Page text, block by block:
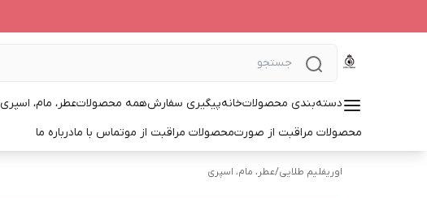
دسته‌بندی محصولاتخانهپیگیری سفارشهمه محصولاتعطر، مام، اسپری
محصولات مراقبت از صورتمحصولات مراقبت از موتماس با مادرباره ما
اوریفلیم طلایی/عطر، مام، اسپری